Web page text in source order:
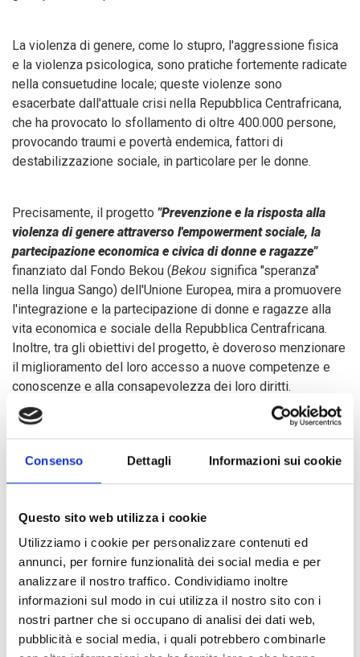
Consenso Dettagli Informazioni sui cookie
Questo sito web utilizza i cookie
Utilizziamo i cookie per personalizzare contenuti ed
annunci, per fornire funzionalità dei social media e per
analizzare il nostro traffico. Condividiamo inoltre
informazioni sul modo in cui utilizza il nostro sito con i
nostri partner che si occupano di analisi dei dati web,
pubblicità e social media, i quali potrebbero combinarle
La violenza di genere, come lo stupro, l'aggressione fisica
e la violenza psicologica, sono pratiche fortemente radicate
nella consuetudine locale; queste violenze sono
esacerbate dall'attuale crisi nella Repubblica Centrafricana,
che ha provocato lo sfollamento di oltre 400.000 persone,
provocando traumi e povertà endemica, fattori di
destabilizzazione sociale, in particolare per le donne.
Precisamente, il progetto "Prevenzione e la risposta alla
violenza di genere attraverso l'empowerment sociale, la
partecipazione economica e civica di donne e ragazze"
finanziato dal Fondo Bekou (Bekou significa "speranza"
nella lingua Sango) dell'Unione Europea, mira a promuovere
l'integrazione e la partecipazione di donne e ragazze alla
vita economica e sociale della Repubblica Centrafricana.
Inoltre, tra gli obiettivi del progetto, è doveroso menzionare
il miglioramento del loro accesso a nuove competenze e
conoscenze e alla consapevolezza dei loro diritti.
A tal fine, verranno create delle attività per avere un impatto
duraturo: sensibilizzazione individuale e comunitaria,
In questo momento, il progetto ha raggiunto il suo
dodicesimo mese di implementazione. Sono già stati
individuati i beneficiari delle AGR (attività generatrici di
reddito) i quali hanno già beneficiato dei corsi di formazione
e di alfabetizzazione. Con l'obiettivo di rafforzare la
capacità delle ONG nazionali che garantiranno la continuità